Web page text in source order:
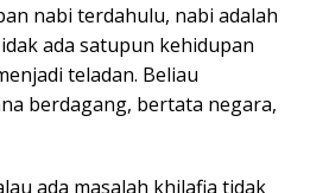
nabi terdahulu, nabi adalah
ada satupun kehidupan
teladan. Beliau
berdagang, bertata negara,
ada masalah khilafia tidak